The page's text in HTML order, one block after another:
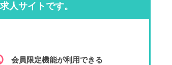
人サイトです。
会員限定機能が利用できる